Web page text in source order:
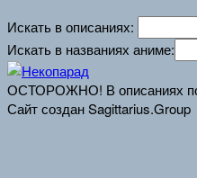
Искать в описаниях:
Искать в названиях аниме:
ОСТОРОЖНО! В описаниях
Сайт создан Sagittarius.Group